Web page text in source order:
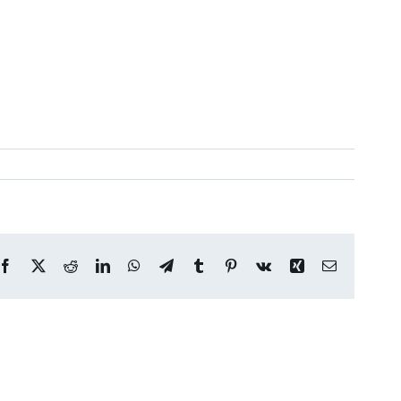
Facebook
X RedditLinkedInWhatsApp
TelegramTumblr Pinterest
Vk Xing Correo